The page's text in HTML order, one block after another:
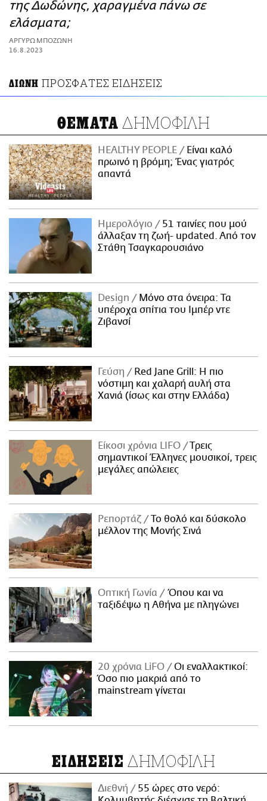
PRINT
της Δωδώνης, χαραγμένα πάνω σε
ελάσματα;
ΑΡΓΥΡΩ ΜΠΟΖΩΝΗ
16.8.2023
ΔΙΩΝΗ ΠΡΟΣΦΑΤΕΣ ΕΙΔΗΣΕΙΣ
ΘΕΜΑΤΑ ΔΗΜΟΦΙΛΗ
HEALTHY PEOPLE
Είναι καλό
πρωινό η βρόμη; Ένας γιατρός
απαντά
Ημερολόγιο
51 ταινίες που μού
άλλαξαν τη ζωή- updated. Aπό τον
Στάθη Τσαγκαρουσιάνο
Design
Μόνο στα όνειρα: Τα
υπέροχα σπίτια του Ιμπέρ ντε
Ζιβανσί
Γεύση
Red Jane Grill: Η πιο
νόστιμη και χαλαρή αυλή στα
Χανιά (ίσως και στην Ελλάδα)
Είκοσι χρόνια LIFO
Tρεις
σημαντικοί Έλληνες μουσικοί, τρεις
μεγάλες απώλειες
Ρεπορτάζ
Το θολό και δύσκολο
μέλλον της Μονής Σινά
Οπτική Γωνία
Όπου και να
ταξιδέψω η Αθήνα με πληγώνει
20 χρόνια LiFO
Οι εναλλακτικοί:
Όσο πιο μακριά από το
mainstream γίνεται
ΕΙΔΗΣΕΙΣ ΔΗΜΟΦΙΛΗ
Διεθνή
55 ώρες στο νερό: